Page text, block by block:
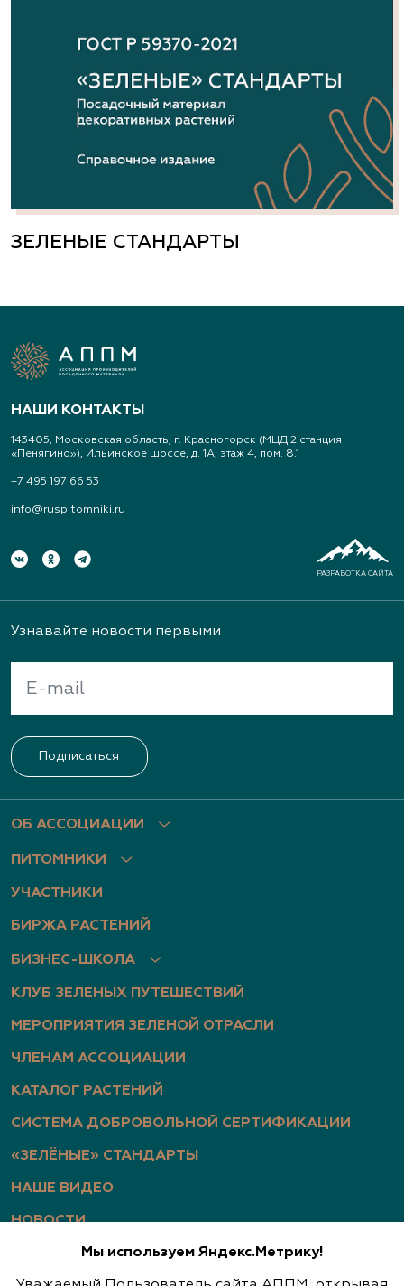
ЗЕЛЕНЫЕ СТАНДАРТЫ
НАШИ КОНТАКТЫ
143405, Московская область, г. Красногорск (МЦД 2 станция
«Пенягино»), Ильинское шоссе, д. 1А, этаж 4, пом. 8.1
+7 495 197 66 53
info@ruspitomniki.ru
РАЗРАБОТКА САЙТА
ОБ АССОЦИАЦИИ
ПИТОМНИКИ
УЧАСТНИКИ
БИРЖА РАСТЕНИЙ
БИЗНЕС-ШКОЛА
КЛУБ ЗЕЛЕНЫХ ПУТЕШЕСТВИЙ
МЕРОПРИЯТИЯ ЗЕЛЕНОЙ ОТРАСЛИ
ЧЛЕНАМ АССОЦИАЦИИ
КАТАЛОГ РАСТЕНИЙ
СИСТЕМА ДОБРОВОЛЬНОЙ СЕРТИФИКАЦИИ
«ЗЕЛЁНЫЕ» СТАНДАРТЫ
НАШЕ ВИДЕО
НОВОСТИ
Узнавайте новости первыми
Подписаться
Мы используем Яндекс.Метрику!